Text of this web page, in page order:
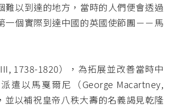
以到達的地方，當時的人們便會透過
個實際到達中國的英國使節團－－馬
1738-1820），為拓展並改善當時中
遣以馬戛爾尼（George Macartney,
以補祝皇帝八秩大壽的名義謁見乾隆